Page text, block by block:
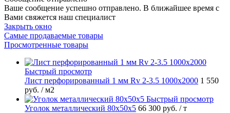
Ваше сообщение успешно отправлено. В ближайшее время с
Вами свяжется наш специалист
Закрыть окно
Самые продаваемые товары
Просмотренные товары
Быстрый просмотр
Лист перфорированный 1 мм Rv 2-3.5 1000х2000 1 550
руб. / м2
Быстрый просмотр
Уголок металлический 80х50х5 66 300 руб. / т